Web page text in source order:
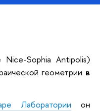
Nice-Sophia Antipolis)
геометрии в
Лаборатории он